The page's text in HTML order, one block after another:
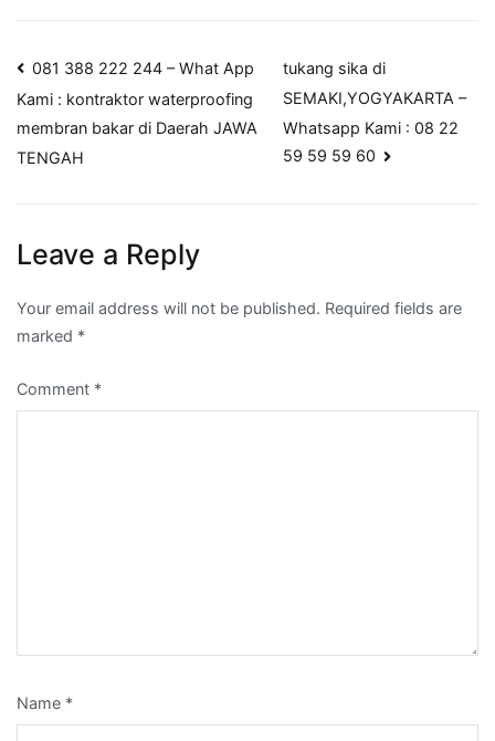
Post
navigation
081 388 222 244 – What App
Kami : kontraktor waterproofing
membran bakar di Daerah JAWA
TENGAH
tukang sika di
SEMAKI,YOGYAKARTA –
Whatsapp Kami : 08 22
59 59 59 60
Leave a Reply
Your email address will not be published. Required fields are
marked *
Comment *
Name *